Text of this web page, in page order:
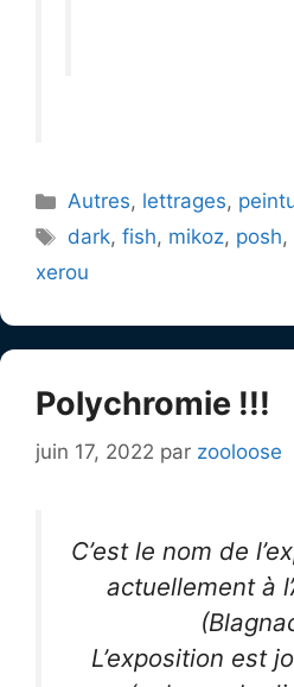
Catégories
Autres, lettrages,
Étiquettes
dark,fish, mikoz, posh,
xerou
Polychromie !!!
juin 17, 2022 par zooloose
C’est le nom de
actuellement à
L’exposition est